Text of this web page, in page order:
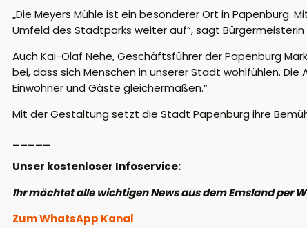
„Die Meyers Mühle ist ein besonderer Ort in Papenburg.
Umfeld des Stadtparks weiter auf“, sagt
Auch Kai-Olaf Nehe, Geschäftsführer der Papenburg
bei, dass sich Menschen in unserer Stadt wohlfühlen.
Einwohner und Gäste gleichermaßen.“
Mit der Gestaltung setzt die Stadt Papenburg ihre
Unser kostenloser Infoservice:
Ihr möchtet alle wichtigen News aus dem Emsland per
Zum WhatsApp Kanal